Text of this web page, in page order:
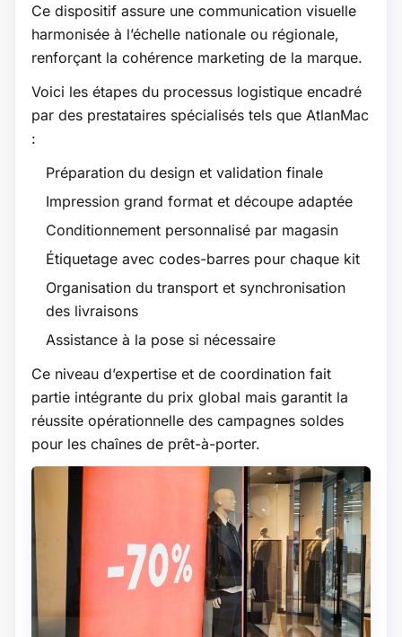
Ce dispositif assure une communication visuelle
harmonisée à l’échelle nationale ou régionale,
renforçant la cohérence marketing de la marque.
Voici les étapes du processus logistique encadré
par des prestataires spécialisés tels que AtlanMac
:
Préparation du design et validation finale
Impression grand format et découpe adaptée
Conditionnement personnalisé par magasin
Étiquetage avec codes-barres pour chaque kit
Organisation du transport et synchronisation
des livraisons
Assistance à la pose si nécessaire
Ce niveau d’expertise et de coordination fait
partie intégrante du prix global mais garantit la
réussite opérationnelle des campagnes soldes
pour les chaînes de prêt-à-porter.